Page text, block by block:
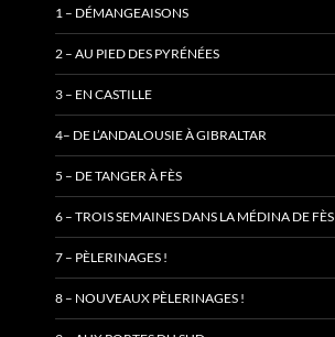
1 – DÉMANGEAISONS
2 – AU PIED DES PYRÉNÉES
3 – EN CASTILLE
4– DE L’ANDALOUSIE À GIBRALTAR
5 – DE TANGER À FÈS
6 – TROIS SEMAINES DANS LA MÉDINA DE FÈS
7 – PÈLERINAGES !
8 – NOUVEAUX PÈLERINAGES !